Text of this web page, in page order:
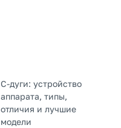
С-дуги: устройство
аппарата, типы,
отличия и лучшие
модели